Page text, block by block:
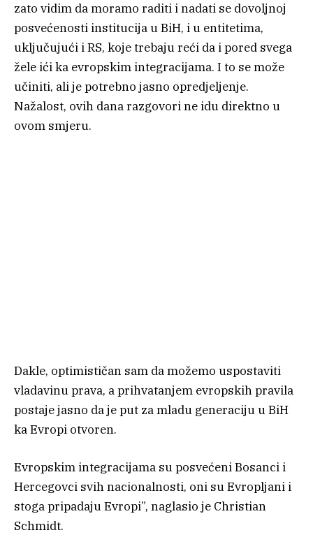
zato vidim da moramo raditi i nadati se dovoljnoj
posvećenosti institucija u BiH, i u entitetima,
uključujući i RS, koje trebaju reći da i pored svega
žele ići ka evropskim integracijama. I to se može
učiniti, ali je potrebno jasno opredjeljenje.
Nažalost, ovih dana razgovori ne idu direktno u
ovom smjeru.
Dakle, optimističan sam da možemo uspostaviti
vladavinu prava, a prihvatanjem evropskih pravila
postaje jasno da je put za mladu generaciju u BiH
ka Evropi otvoren.
Evropskim integracijama su posvećeni Bosanci i
Hercegovci svih nacionalnosti, oni su Evropljani i
stoga pripadaju Evropi”, naglasio je Christian
Schmidt.